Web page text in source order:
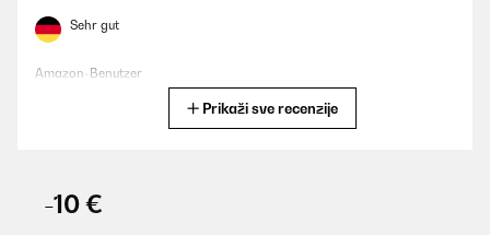
Sehr gut
Amazon-Benutzer
Prikaži sve recenzije
-10 €